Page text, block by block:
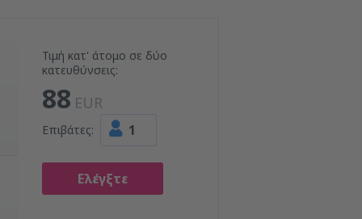
Τιμή κατ' άτομο σε δύο
κατευθύνσεις:
88 EUR
Επιβάτες: 1
Ελέγξτε